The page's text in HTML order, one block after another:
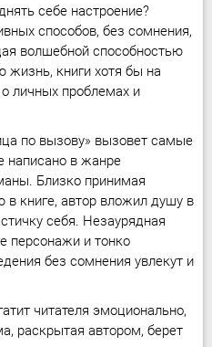
себе настроение?
способов, без сомнения,
волшебной способностью
жизнь, книги хотя бы на
личных проблемах и
по вызову» вызовет самые
написано в жанре
Близко принимая
книге, автор вложил душу в
себя. Незаурядная
персонажи и тонко
без сомнения увлекут и
читателя эмоционально,
раскрытая автором, берет